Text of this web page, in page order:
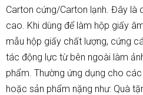
Carton cứng/Carton lạnh. Đây là
cao. Khi dùng để làm hộp giấy
mẫu hộp giấy chất lượng, cứng
tác động lực từ bên ngoài làm
phẩm. Thường ứng dụng cho
hoặc sản phẩm nặng như: Quà